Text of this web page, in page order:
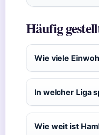
Häufig
Wie viele
In welcher Liga
Wie weit ist